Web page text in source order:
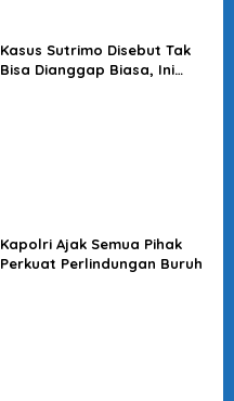
Kasus Sutrimo Disebut Tak
Bisa Dianggap Biasa, Ini
Kapolri Ajak Semua Pihak
Perkuat Perlindungan Buruh